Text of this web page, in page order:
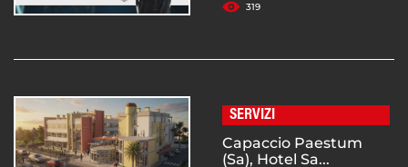
319
SERVIZI
Capaccio Paestum
(Sa), Hotel Sa...